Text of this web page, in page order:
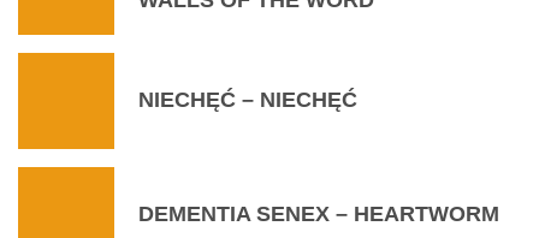
NIECHĘĆ – NIECHĘĆ
DEMENTIA SENEX – HEARTWORM